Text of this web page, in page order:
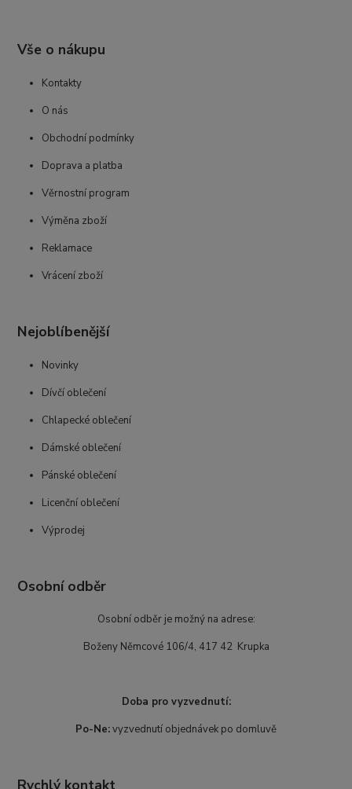
Vše o nákupu
Kontakty
O nás
Obchodní podmínky
Doprava a platba
Věrnostní program
Výměna zboží
Reklamace
Vrácení zboží
Nejoblíbenější
Novinky
Dívčí oblečení
Chlapecké oblečení
Dámské oblečení
Pánské oblečení
Licenční oblečení
Výprodej
Osobní odběr
Osobní odběr je možný na adrese:
Boženy Němcové 106/4, 417 42 Krupka
Doba pro vyzvednutí:
Po-Ne:vyzvednutí objednávek po domluvě